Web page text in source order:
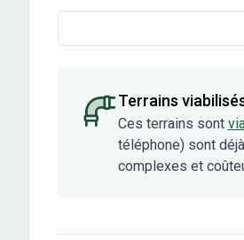
Terrains
Ces terrains sont
téléphone) sont
complexes et